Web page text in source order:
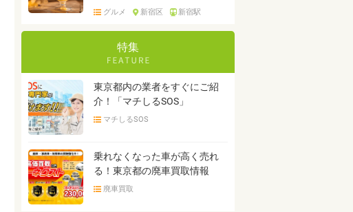
グルメ 新宿区 新宿駅
特集
東京都内の業者をすぐにご紹
介！「マチしるSOS」
マチしるSOS
乗れなくなった車が高く売れ
る！東京都の廃車買取情報
廃車買取